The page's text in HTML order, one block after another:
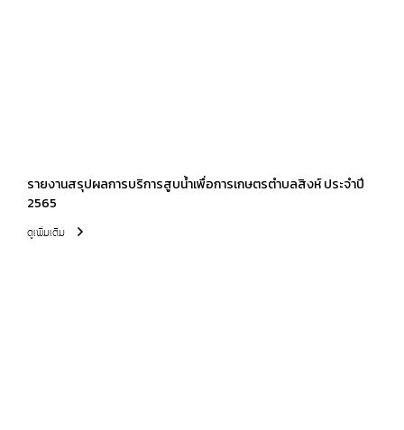
รายงานสรุปผลการบริการสูบน้ำเพื่อการเกษตรตำบลสิงห์ ประจำปี
2565
ดูเพิ่มเติม